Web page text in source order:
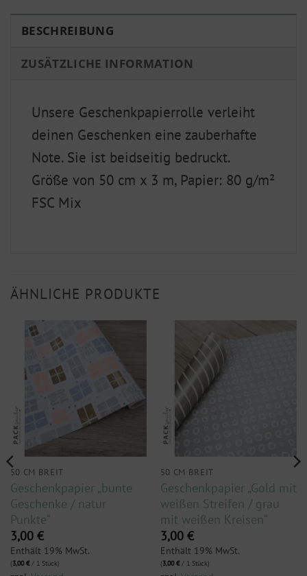
BESCHREIBUNG
ZUSÄTZLICHE INFORMATION
Unsere Geschenkpapierrolle verleiht
deinen Geschenken eine zauberhafte
Note. Sie ist beidseitig bedruckt.
Größe von 50 cm x 3 m, Papier: 80 g/m²
FSC Mix
ÄHNLICHE PRODUKTE
50 CM BREIT
Geschenkpapier „bunte
Geschenke / natur
Punkte“
3,00 €
Enthält 19% MwSt.
(3,00€/ 1 Stück)
50 CM BREIT
Geschenkpapier „Gold mit
weißen Streifen / grau
mit weißen Kreisen“
3,00 €
Enthält 19% MwSt.
(3,00€/ 1 Stück)